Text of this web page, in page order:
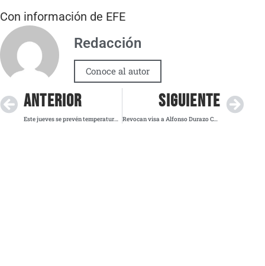
Con información de EFE
Redacción
Conoce al autor
ANTERIOR
Este jueves se prevén temperaturas bajo cero y lluvias fuertes en diversas regiones del país
SIGUIENTE
Revocan visa a Alfonso Durazo Chávez tras investigación de ICE